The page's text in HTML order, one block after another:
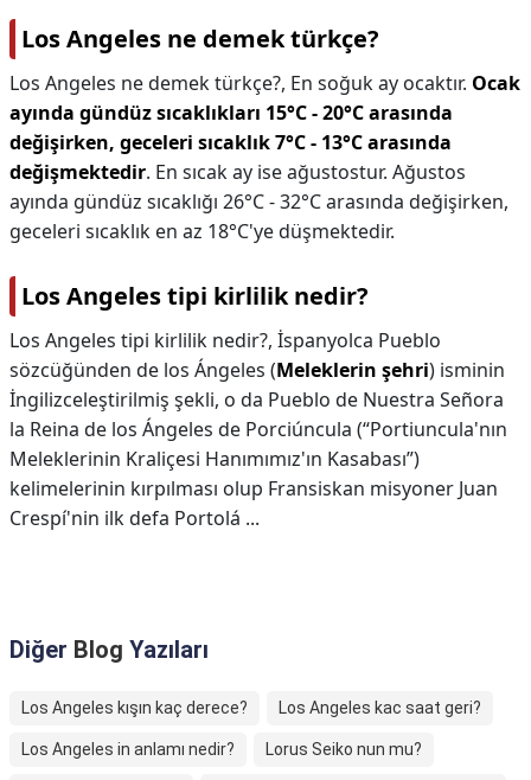
Los Angeles ne demek türkçe?
Los Angeles ne demek türkçe?, En soğuk ay ocaktır. Ocak
ayında gündüz sıcaklıkları 15°C - 20°C arasında
değişirken, geceleri sıcaklık 7°C - 13°C arasında
değişmektedir. En sıcak ay ise ağustostur. Ağustos
ayında gündüz sıcaklığı 26°C - 32°C arasında değişirken,
geceleri sıcaklık en az 18°C'ye düşmektedir.
Los Angeles tipi kirlilik nedir?
Los Angeles tipi kirlilik nedir?, İspanyolca Pueblo
sözcüğünden de los Ángeles (Meleklerin şehri) isminin
İngilizceleştirilmiş şekli, o da Pueblo de Nuestra Señora
la Reina de los Ángeles de Porciúncula (“Portiuncula'nın
Meleklerinin Kraliçesi Hanımımız'ın Kasabası”)
kelimelerinin kırpılması olup Fransiskan misyoner Juan
Crespí'nin ilk defa Portolá ...
Diğer Blog Yazıları
Los Angeles kışın kaç derece? Los Angeles kac saat geri?
Los Angeles in anlamı nedir? Lorus Seiko nun mu?